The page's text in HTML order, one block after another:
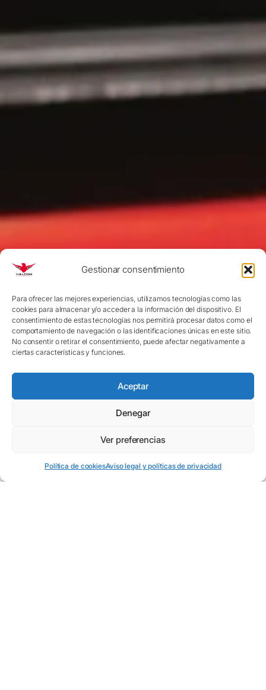
Gestionar consentimiento
Para ofrecer las mejores experiencias, utilizamos tecnologías como las
cookies para almacenar y/o acceder a la información del dispositivo. El
consentimiento de estas tecnologías nos permitirá procesar datos como el
comportamiento de navegación o las identificaciones únicas en este sitio.
No consentir o retirar el consentimiento, puede afectar negativamente a
ciertas características y funciones.
Aceptar
Denegar
Ver preferencias
Política de cookiesAviso legal y políticas de privacidad
La evolución del sector agrícola
velocidad. Sensores, sistemas de guiado, conectividad o
herramientas de control digital permiten trabajar con mayor
precisión y eficiencia. Sin embargo, antes de incorporar estas
innovaciones a tu maquinaria, es importante analizar bien si
realmente se adaptan a tus necesidades y a las características